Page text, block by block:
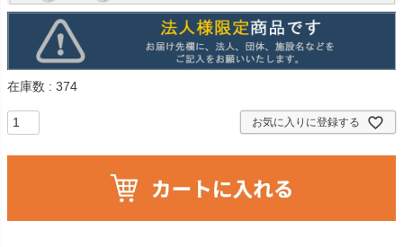
在庫数 374
お気に入りに登録する